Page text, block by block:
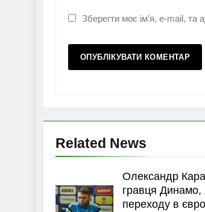
Зберегти моє ім'я, e-mail, та
Related News
Олександр
гравця Динамо,
переходу в